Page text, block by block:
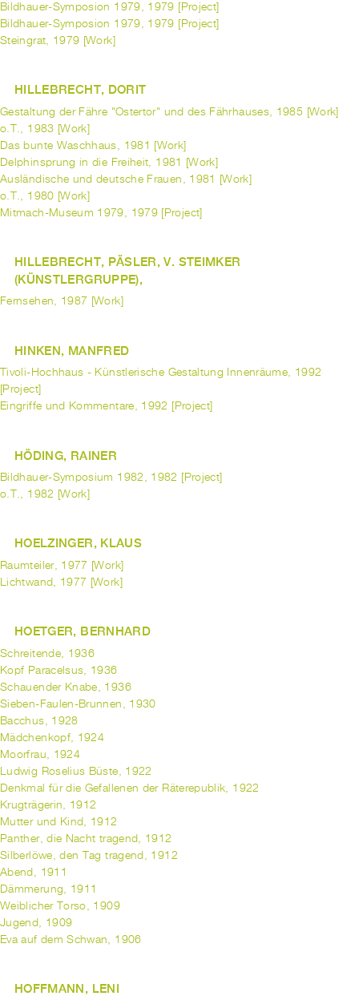
Bildhauer-Symposion 1979, 1979 [Project]
Bildhauer-Symposion 1979, 1979 [Project]
Steingrat, 1979 [Work]
HILLEBRECHT, DORIT
Gestaltung der Fähre "Ostertor" und des Fährhauses, 1985 [Work]
o.T., 1983 [Work]
Das bunte Waschhaus, 1981 [Work]
Delphinsprung in die Freiheit, 1981 [Work]
Ausländische und deutsche Frauen, 1981 [Work]
o.T., 1980 [Work]
Mitmach-Museum 1979, 1979 [Project]
HILLEBRECHT, PÄSLER, V. STEIMKER
(KÜNSTLERGRUPPE),
Fernsehen, 1987 [Work]
HINKEN, MANFRED
Tivoli-Hochhaus - Künstlerische Gestaltung Innenräume, 1992
[Project]
Eingriffe und Kommentare, 1992 [Project]
HÖDING, RAINER
Bildhauer-Symposium 1982, 1982 [Project]
o.T., 1982 [Work]
HOELZINGER, KLAUS
Raumteiler, 1977 [Work]
Lichtwand, 1977 [Work]
HOETGER, BERNHARD
Schreitende, 1936
Kopf Paracelsus, 1936
Schauender Knabe, 1936
Sieben-Faulen-Brunnen, 1930
Bacchus, 1928
Mädchenkopf, 1924
Moorfrau, 1924
Ludwig Roselius Büste, 1922
Denkmal für die Gefallenen der Räterepublik, 1922
Krugträgerin, 1912
Mutter und Kind, 1912
Panther, die Nacht tragend, 1912
Silberlöwe, den Tag tragend, 1912
Abend, 1911
Dämmerung, 1911
Weiblicher Torso, 1909
Jugend, 1909
Eva auf dem Schwan, 1906
HOFFMANN, LENI